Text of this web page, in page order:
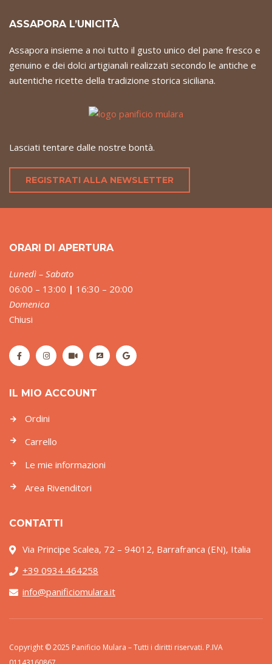
ASSAPORA L’UNICITÀ
Assapora insieme a noi tutto il gusto unico del pane fresco e
genuino e dei dolci artigianali realizzati secondo le antiche e
autentiche ricette della tradizione storica siciliana.
Lasciati tentare dalle nostre bontà.
REGISTRATI ALLA NEWSLETTER
ORARI DI APERTURA
Lunedì – Sabato
06:00 – 13:00 | 16:30 – 20:00
Domenica
Chiusi
IL MIO ACCOUNT
Ordini
Carrello
Le mie informazioni
Area Rivenditori
CONTATTI
Via Principe Scalea, 72 – 94012, Barrafranca (EN), Italia
+39 0934 464258
info@panificiomulara.it
Copyright © 2025 Panificio Mulara – Tutti i diritti riservati. P.IVA